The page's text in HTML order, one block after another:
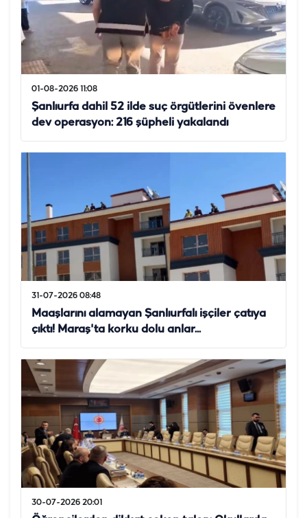
01-08-2026 11:08
Şanlıurfa dahil 52 ilde suç örgütlerini övenlere
dev operasyon: 216 şüpheli yakalandı
31-07-2026 08:48
Maaşlarını alamayan Şanlıurfalı işçiler çatıya
çıktı! Maraş'ta korku dolu anlar...
30-07-2026 20:01